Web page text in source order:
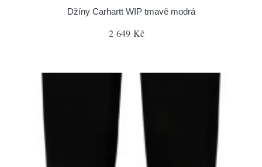
Džíny Carhartt WIP tmavě modrá
2 649 Kč